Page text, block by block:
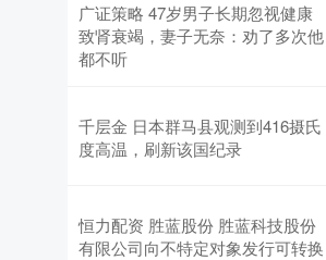
广证策略 47岁男子长期忽视健康
致肾衰竭，妻子无奈：劝了多次他
都不听
千层金 日本群马县观测到416摄氏
度高温，刷新该国纪录
恒力配资 胜蓝股份 胜蓝科技股份
有限公司向不特定对象发行可转换